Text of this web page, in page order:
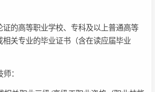
证的高等职业学校、专科及以上普通高等
相关专业的毕业证书（含在读应届毕业
：